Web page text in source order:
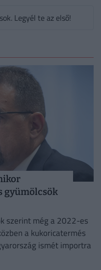
Legyél te az első!
gyümölcsök
szerint még a 2022-es
a kukoricatermés
ismét importra